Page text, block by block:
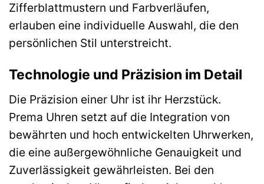
Zifferblattmustern und Farbverläufen,
erlauben eine individuelle Auswahl, die den
persönlichen Stil unterstreicht.
Technologie und Präzision im Detail
Die Präzision einer Uhr ist ihr Herzstück.
Prema Uhren setzt auf die Integration von
bewährten und hoch entwickelten Uhrwerken,
die eine außergewöhnliche Genauigkeit und
Zuverlässigkeit gewährleisten. Bei den